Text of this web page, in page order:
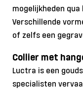
mogelijkheden
Verschillende
of zelfs een
Collier met
Luctra is een
specialisten